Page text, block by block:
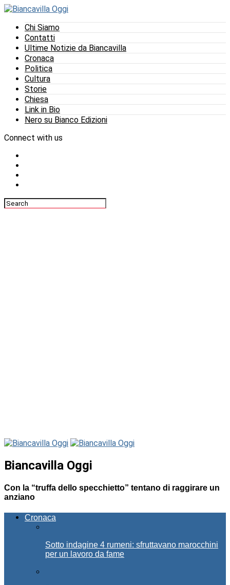
Chi Siamo
Contatti
Ultime Notizie da Biancavilla
Cronaca
Politica
Cultura
Storie
Chiesa
Link in Bio
Nero su Bianco Edizioni
Connect with us
Biancavilla Oggi
Con la “truffa dello specchietto” tentano di raggirare un
anziano
Cronaca
Sotto indagine 4 rumeni: sfruttavano marocchini
per un lavoro da fame